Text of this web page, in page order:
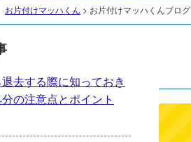
お片付けマッハくん > お片付けマッハくんブログ
去する際に知っておき
の注意点とポイント